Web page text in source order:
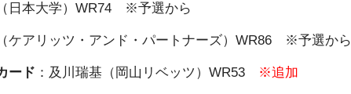
日本大学）WR74 ※予選から
ケアリッツ・アンド・パートナーズ）WR86 ※予選から
ード ：及川瑞基（岡山リベッツ）WR53 ※追加